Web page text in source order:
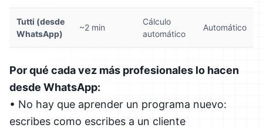
Tutti (desde
WhatsApp)
~2 min
Cálculo
automático
Automático
Por qué cada vez más profesionales lo hacen
desde WhatsApp:
• No hay que aprender un programa nuevo:
escribes como escribes a un cliente